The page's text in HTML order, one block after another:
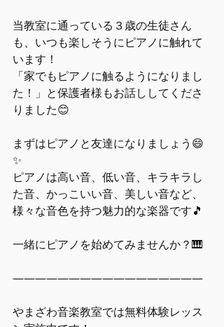
当教室に通っている３歳の生徒さん
も、いつも楽しそうにピアノに触れて
います！
「家でもピアノに触るようになりまし
た！」と保護者様もお話ししてくださ
りました😊
まずはピアノと友達になりましょう😄
✨
ピアノは高い音、低い音、キラキラし
た音、かっこいい音、美しい音など、
様々な音色を持つ魅力的な楽器です🎵
一緒にピアノを始めてみませんか？🎹
―――――――――――――――――
やまざわ音楽教室では無料体験レッス